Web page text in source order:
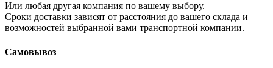
Или любая другая компания по вашему выбору.
Сроки доставки зависят от расстояния до вашего склада и
возможностей выбранной вами транспортной компании.
Самовывоз